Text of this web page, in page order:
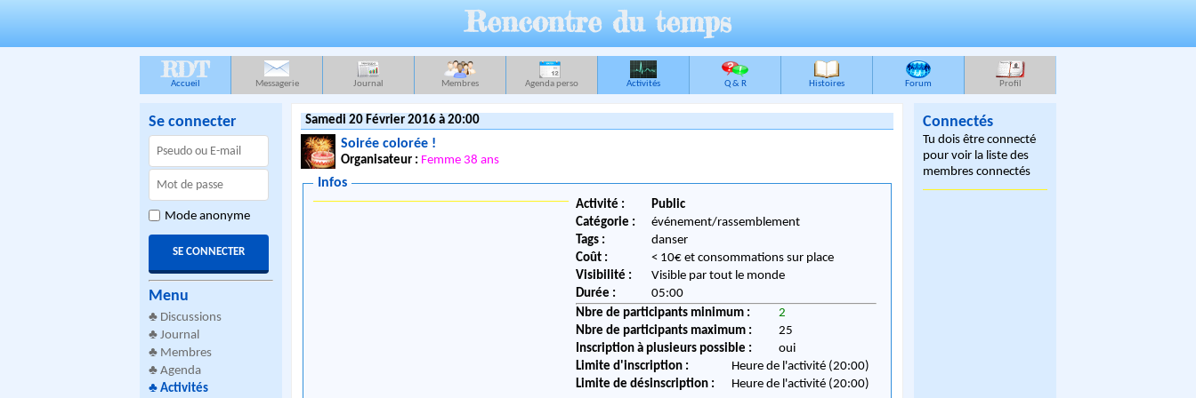
Rencontre du temps
RDT
Accueil Messagerie Journal Membres Agenda perso Activités Q & R Histoires Forum Profil
Se connecter
Mode anonyme
Menu
♣ Discussions
♣ Journal
♣ Membres
♣ Agenda
♣ Activités
Samedi 20 Février 2016 à 20:00
Soirée colorée !
Organisateur : Femme 38 ans
Infos
Activité :
Public
Catégorie :
événement/rassemblement
Tags :
danser
Coût :
< 10€ et consommations sur place
Visibilité :
Visible par tout le monde
Durée :
05:00
Nbre de participants minimum :
2
Nbre de participants maximum :
25
Inscription à plusieurs possible :
oui
Limite d'inscription :
Heure de l'activité (20:00)
Limite de désinscription :
Heure de l'activité (20:00)
Connectés
Tu dois être connecté
pour voir la liste des
membres connectés